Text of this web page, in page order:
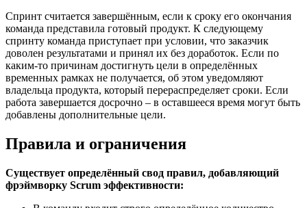
Спринт считается завершённым, если к сроку его окончания
команда представила готовый продукт. К следующему
спринту команда приступает при условии, что заказчик
доволен результатами и принял их без доработок. Если по
каким-то причинам достигнуть цели в определённых
временных рамках не получается, об этом уведомляют
владельца продукта, который перераспределяет сроки. Если
работа завершается досрочно – в оставшееся время могут быть
добавлены дополнительные цели.
Правила и ограничения
Существует определённый свод правил, добавляющий
фрэймворку Scrum эффективности: